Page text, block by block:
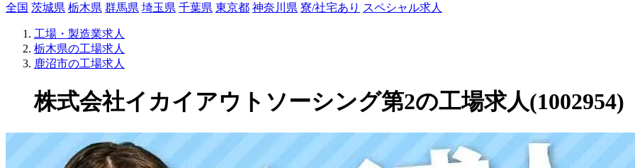
全国 茨城県 栃木県 群馬県 埼玉県 千葉県 東京都 神奈川県 寮/社宅あり スペシャル求人
工場・製造業求人
栃木県の工場求人
鹿沼市の工場求人
株式会社イカイアウトソーシング第2の工場求人(1002954)